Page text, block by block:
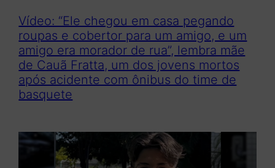
Vídeo: “Ele chegou em casa pegando
roupas e cobertor para um amigo, e um
amigo era morador de rua”, lembra mãe
de Cauã Fratta, um dos jovens mortos
após acidente com ônibus do time de
basquete